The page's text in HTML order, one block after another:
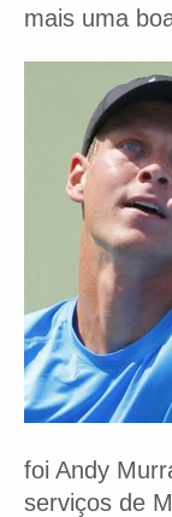
mais uma
foi Andy
serviços de